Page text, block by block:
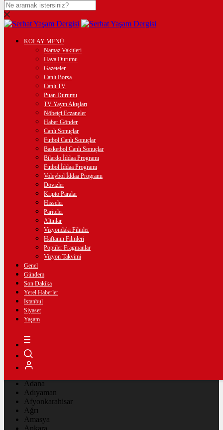
DOLAR
47,7436$% 0.18
EURO
% 0.32
STERLİN
% 0.38
GRAM ALTIN
%2,59
ÇEYREK ALTIN
10.903,00%2,54
BİTCOİN
KOLAY MENÜ
Namaz Vakitleri
Hava Durumu
Gazeteler
Canlı Borsa
Canlı TV
Puan Durumu
TV Yayın Akışları
Nöbetçi Eczaneler
Haber Gönder
Canlı Sonuçlar
Futbol Canlı Sonuçlar
Basketbol Canlı Sonuçlar
Bilardo İddaa Programı
Futbol İddaa Programı
Voleybol İddaa Programı
Dövizler
Kripto Paralar
Hisseler
Pariteler
Altınlar
Vizyondaki Filmler
Haftanın Filmleri
Popüler Fragmanlar
Vizyon Takvimi
Genel
Gündem
Son Dakika
Yerel Haberler
İstanbul
Siyaset
Yaşam
İmsak Vakti
İstanbulAÇIK
Adana
Adıyaman
Afyonkarahisar
Ağrı
Amasya
Ankara